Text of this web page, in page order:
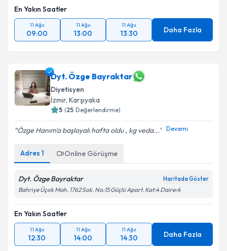
En Yakın Saatler
11 Ağu
09:00
11 Ağu
13:00
11 Ağu
13:30 Daha Fazla
Dyt. Özge Bayraktar
Diyetisyen
İzmir, Karşıyaka
5 (25 Değerlendirme)
Özge Hanım'a başlayalı hafta oldu , kg veda... Devamı
Adres 1 Online Görüşme
Dyt. Özge Bayraktar Haritada Göster
Bahriye Üçok Mah. 1762 Sok. No:15 Güçlü Apart. Kat:4 Daire:4
En Yakın Saatler
11 Ağu
12:30
11 Ağu
14:00
11 Ağu
14:30 Daha Fazla